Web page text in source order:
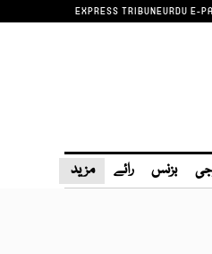
EXPRESS TRIBUNEURDU E-
بزنس رائے مزید